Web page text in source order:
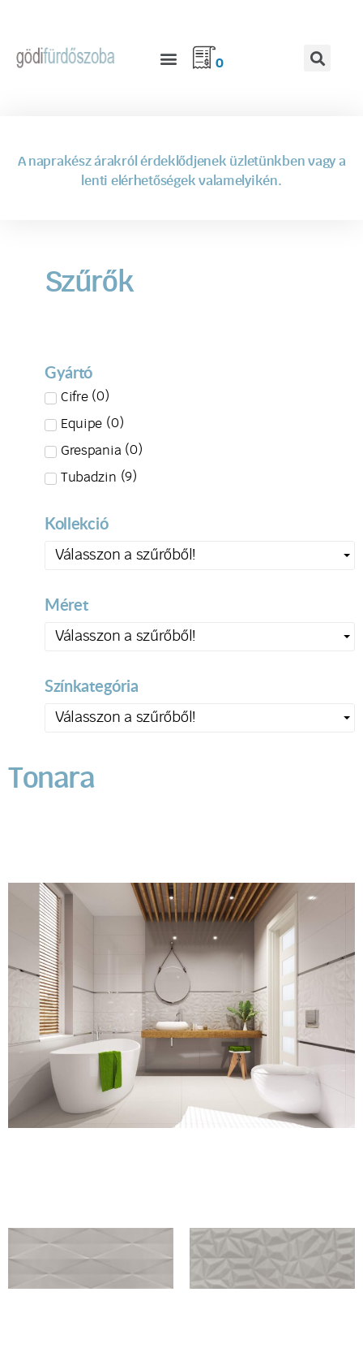
0
A naprakész árakról érdeklődjenek üzletünkben vagy a
lenti elérhetőségek valamelyikén.
Szűrők
Gyártó
Cifre (0)
Equipe (0)
Grespania (0)
Tubadzin (9)
Kollekció
Válasszon a szűrőből!
Méret
Válasszon a szűrőből!
Színkategória
Válasszon a szűrőből!
Tonara